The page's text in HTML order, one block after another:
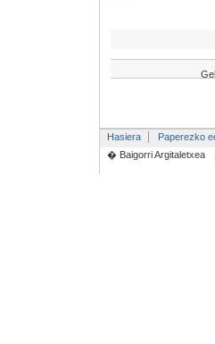
Hasiera Paperezko
� Baigorri Argitaletxea